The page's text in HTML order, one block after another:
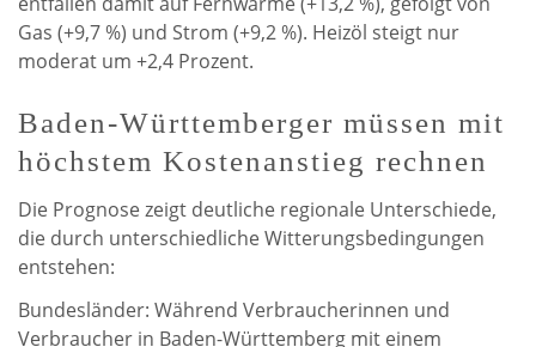
Gas (+9,7 %) und Strom (+9,2 %). Heizöl steigt nur
moderat um +2,4 Prozent.
Baden-Württemberger müssen mit
höchstem Kostenanstieg rechnen
Die Prognose zeigt deutliche regionale Unterschiede,
die durch unterschiedliche Witterungsbedingungen
entstehen:
Bundesländer: Während Verbraucherinnen und
Verbraucher in Baden-Württemberg mit einem